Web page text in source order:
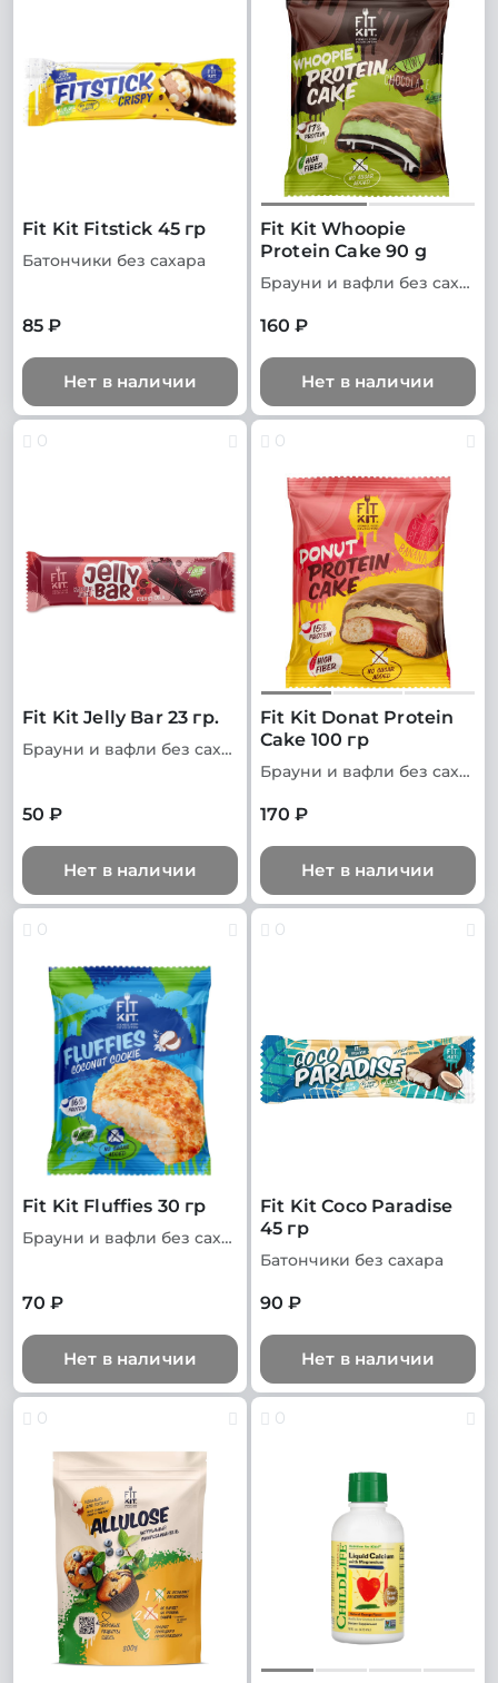
Fit Kit Fitstick 45 гр
Батончики без сахара
85 ₽
Нет в наличии
Fit Kit Whoopie
Protein Cake 90 g
Брауни и вафли без сахара
160 ₽
Нет в наличии
0
Fit Kit Jelly Bar 23 гр.
Брауни и вафли без сахара
50 ₽
Нет в наличии
0
Fit Kit Donat Protein
Cake 100 гр
Брауни и вафли без сахара
170 ₽
Нет в наличии
0
Fit Kit Fluffies 30 гр
Брауни и вафли без сахара
70 ₽
Нет в наличии
0
Fit Kit Coco Paradise
45 гр
Батончики без сахара
90 ₽
Нет в наличии
0 0